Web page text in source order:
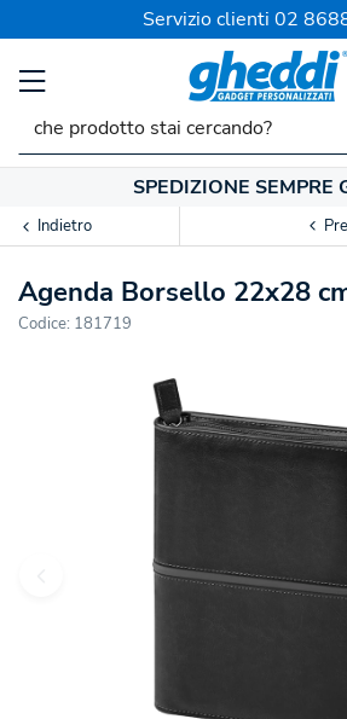
Servizio clienti 02
SPEDIZIONE SEMPRE
Indietro
Agenda Borsello 22x28
Codice: 181719